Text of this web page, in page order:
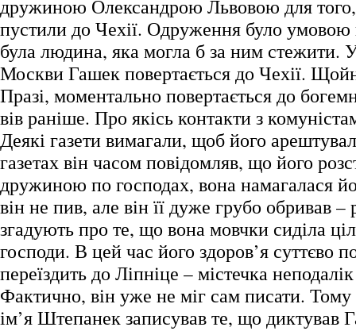
дружиною Олександрою Львовою для
пустили до Чехії. Одруження було
була людина, яка могла б за ним стежити.
Москви Гашек повертається до Чехії.
Празі, моментально повертається до
вів раніше. Про якісь контакти з
Деякі газети вимагали, щоб його
газетах він часом повідомляв, що його
дружиною по господах, вона намагалася
він не пив, але він її дуже грубо обривав –
згадують про те, що вона мовчки сиділа
господи. В цей час його здоров’я суттєво
переїздить до Ліпніце – містечка
Фактично, він уже не міг сам писати.
ім’я Штепанек записував те, що диктував